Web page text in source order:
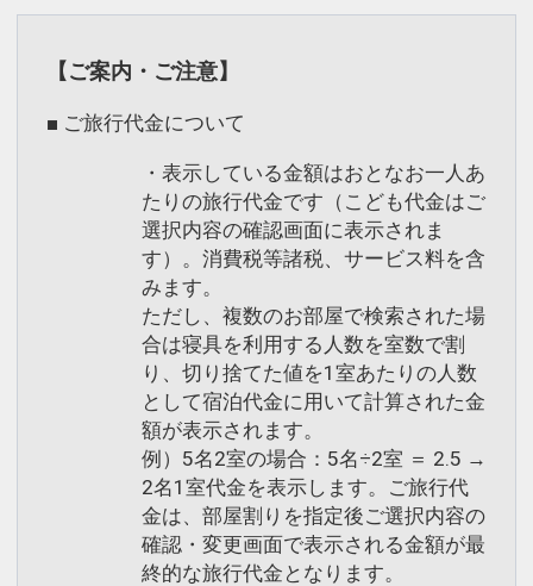
【ご案内・ご注意】
■ ご旅行代金について
・表示している金額はおとなお一人あ
たりの旅行代金です（こども代金はご
選択内容の確認画面に表示されま
す）。消費税等諸税、サービス料を含
みます。
ただし、複数のお部屋で検索された場
合は寝具を利用する人数を室数で割
り、切り捨てた値を1室あたりの人数
として宿泊代金に用いて計算された金
額が表示されます。
例）5名2室の場合：5名÷2室 ＝ 2.5 →
2名1室代金を表示します。ご旅行代
金は、部屋割りを指定後ご選択内容の
確認・変更画面で表示される金額が最
終的な旅行代金となります。